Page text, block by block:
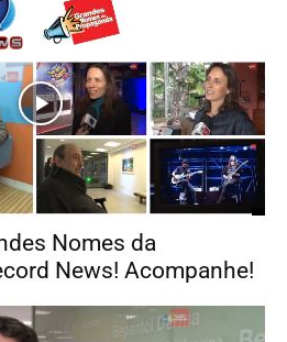
Nomes da
News! Acompanhe!